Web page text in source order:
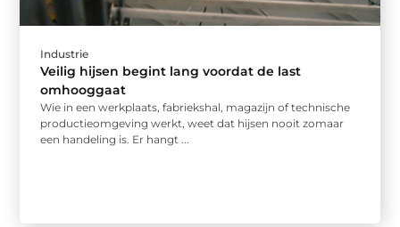
Industrie
Veilig hijsen begint lang voordat de last
omhooggaat
Wie in een werkplaats, fabriekshal, magazijn of technische
productieomgeving werkt, weet dat hijsen nooit zomaar
een handeling is. Er hangt ...